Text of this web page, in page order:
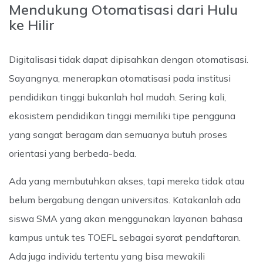
Mendukung Otomatisasi dari Hulu
ke Hilir
Digitalisasi tidak dapat dipisahkan dengan otomatisasi.
Sayangnya, menerapkan otomatisasi pada institusi
pendidikan tinggi bukanlah hal mudah. Sering kali,
ekosistem pendidikan tinggi memiliki tipe pengguna
yang sangat beragam dan semuanya butuh proses
orientasi yang berbeda-beda.
Ada yang membutuhkan akses, tapi mereka tidak atau
belum bergabung dengan universitas. Katakanlah ada
siswa SMA yang akan menggunakan layanan bahasa
kampus untuk tes TOEFL sebagai syarat pendaftaran.
Ada juga individu tertentu yang bisa mewakili